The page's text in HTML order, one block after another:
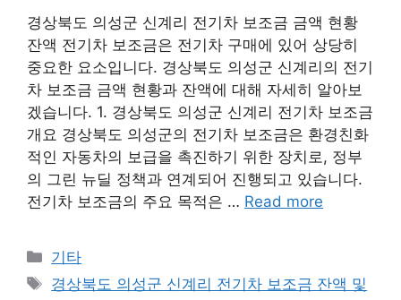
경상북도 의성군 신계리 전기차 보조금 금액 현황
잔액 전기차 보조금은 전기차 구매에 있어 상당히
중요한 요소입니다. 경상북도 의성군 신계리의 전기
차 보조금 금액 현황과 잔액에 대해 자세히 알아보
겠습니다. 1. 경상북도 의성군 신계리 전기차 보조금
개요 경상북도 의성군의 전기차 보조금은 환경친화
적인 자동차의 보급을 촉진하기 위한 장치로, 정부
의 그린 뉴딜 정책과 연계되어 진행되고 있습니다.
전기차 보조금의 주요 목적은 … Read more
Categories
기타
Tags
경상북도 의성군 신계리 전기차 보조금 잔액 및